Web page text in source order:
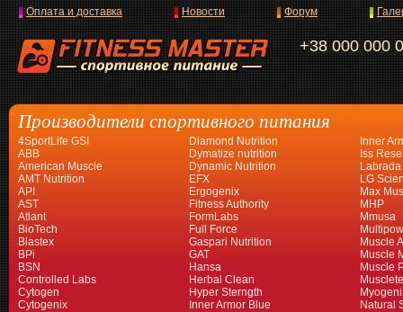
+38 000 000
Оплата и доставка Новости Форум
Производители спортивного питания
4SportLife GSI
ABB
American Muscle
AMT Nutrition
API
AST
Atlant
BioTech
Blastex
BPi
BSN
Controlled Labs
Cytogen
Cytogenix
Diamond Nutrition
Dymatize nutrition
Dynamic Nutrition
EFX
Ergogenix
Fitness Authority
FormLabs
Full Force
Gaspari Nutrition
GAT
Hansa
Herbal Clean
Hyper Sterngth
Inner Armor Blue
Inner
Iss
Labrada
LG
Max
MHP
Mmusa
Muscle
Muscle
Muscle
Natural